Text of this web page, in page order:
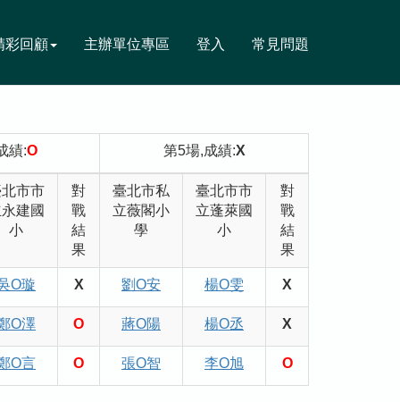
彩回顧 主辦單位專區 登入 常見問題
績:O 第5場,成績:X
市市
建國
小
對
戰
結
果
臺北市私
立薇閣小
學
臺北市市
立蓬萊國
小
對
戰
結
果
O璇 X 劉O安 楊O雯 X
O澤 O 蔣O陽 楊O丞 X
O言 O 張O智 李O旭 O